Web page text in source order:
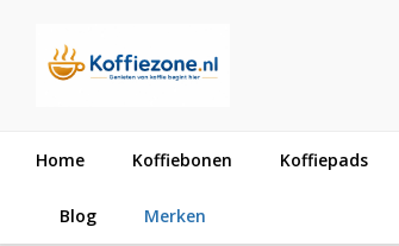
Home Koffiebonen Koffiepads
Blog Merken